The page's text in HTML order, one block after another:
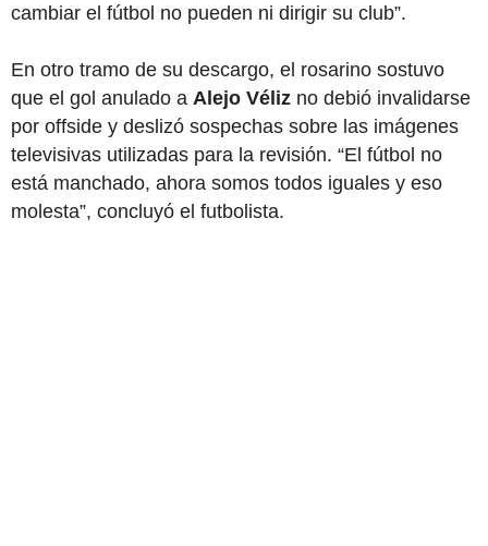
cambiar el fútbol no pueden ni dirigir su club”.
En otro tramo de su descargo, el rosarino sostuvo
que el gol anulado a Alejo Véliz no debió invalidarse
por offside y deslizó sospechas sobre las imágenes
televisivas utilizadas para la revisión. “El fútbol no
está manchado, ahora somos todos iguales y eso
molesta”, concluyó el futbolista.